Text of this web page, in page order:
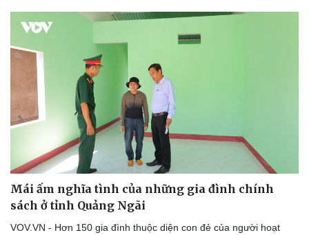
Mái ấm nghĩa tình của những gia đình chính
sách ở tỉnh Quảng Ngãi
VOV.VN - Hơn 150 gia đình thuộc diện con đẻ của người hoạt